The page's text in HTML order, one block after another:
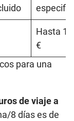
Hasta
€
para una
de viaje a
8 días es de